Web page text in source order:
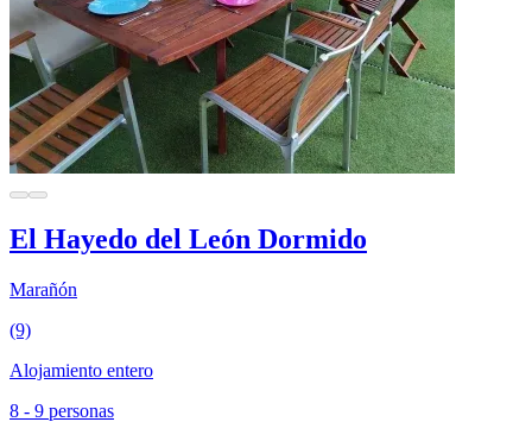
El Hayedo del León Dormido
Marañón
(9)
Alojamiento entero
8 - 9 personas